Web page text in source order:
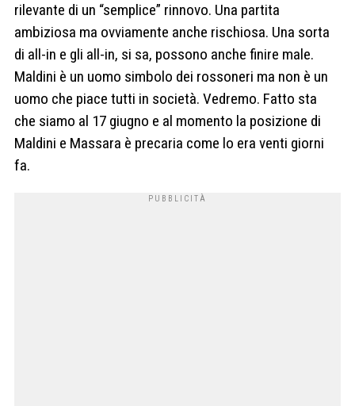
rilevante di un “semplice” rinnovo. Una partita
ambiziosa ma ovviamente anche rischiosa. Una sorta
di all-in e gli all-in, si sa, possono anche finire male.
Maldini è un uomo simbolo dei rossoneri ma non è un
uomo che piace tutti in società. Vedremo. Fatto sta
che siamo al 17 giugno e al momento la posizione di
Maldini e Massara è precaria come lo era venti giorni
fa.